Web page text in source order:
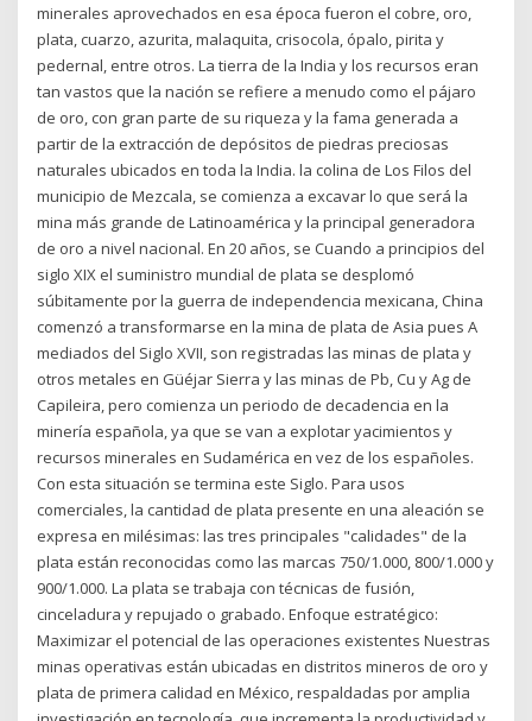
minerales aprovechados en esa época fueron el cobre, oro,
plata, cuarzo, azurita, malaquita, crisocola, ópalo, pirita y
pedernal, entre otros. La tierra de la India y los recursos eran
tan vastos que la nación se refiere a menudo como el pájaro
de oro, con gran parte de su riqueza y la fama generada a
partir de la extracción de depósitos de piedras preciosas
naturales ubicados en toda la India. la colina de Los Filos del
municipio de Mezcala, se comienza a excavar lo que será la
mina más grande de Latinoamérica y la principal generadora
de oro a nivel nacional. En 20 años, se Cuando a principios del
siglo XIX el suministro mundial de plata se desplomó
súbitamente por la guerra de independencia mexicana, China
comenzó a transformarse en la mina de plata de Asia pues A
mediados del Siglo XVII, son registradas las minas de plata y
otros metales en Güéjar Sierra y las minas de Pb, Cu y Ag de
Capileira, pero comienza un periodo de decadencia en la
minería española, ya que se van a explotar yacimientos y
recursos minerales en Sudamérica en vez de los españoles.
Con esta situación se termina este Siglo. Para usos
comerciales, la cantidad de plata presente en una aleación se
expresa en milésimas: las tres principales "calidades" de la
plata están reconocidas como las marcas 750/1.000, 800/1.000 y
900/1.000. La plata se trabaja con técnicas de fusión,
cinceladura y repujado o grabado. Enfoque estratégico:
Maximizar el potencial de las operaciones existentes Nuestras
minas operativas están ubicadas en distritos mineros de oro y
plata de primera calidad en México, respaldadas por amplia